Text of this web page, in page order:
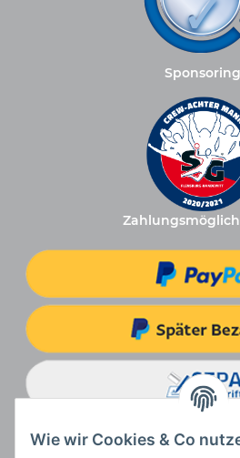
Wie wir Cookies & Co